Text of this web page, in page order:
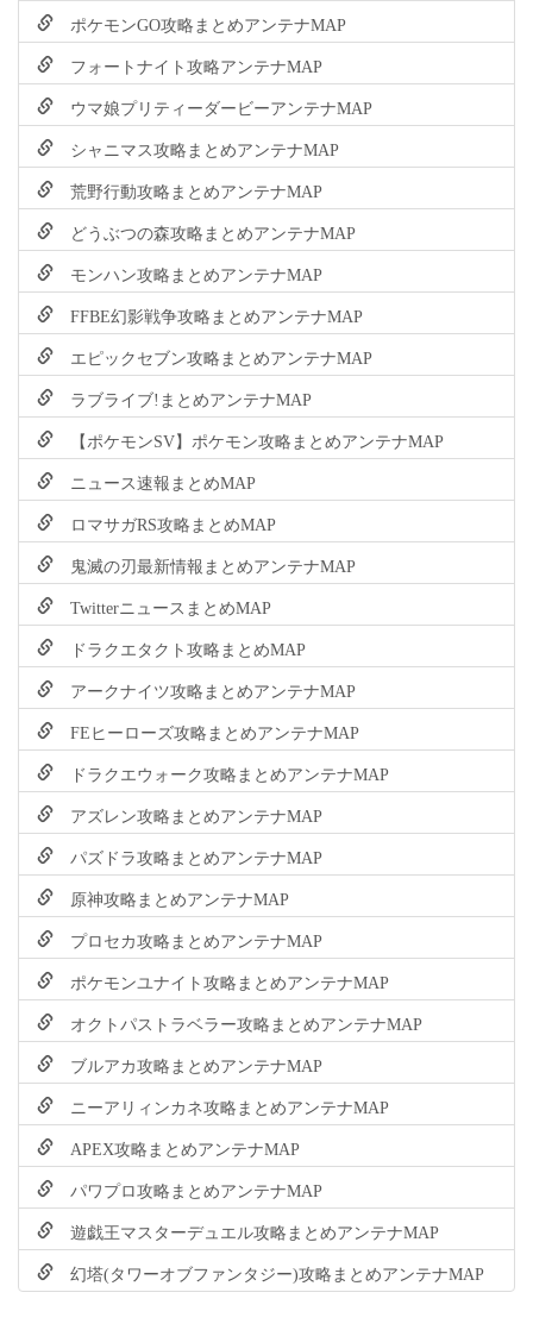
ポケモンGO攻略まとめアンテナMAP
フォートナイト攻略アンテナMAP
ウマ娘プリティーダービーアンテナMAP
シャニマス攻略まとめアンテナMAP
荒野行動攻略まとめアンテナMAP
どうぶつの森攻略まとめアンテナMAP
モンハン攻略まとめアンテナMAP
FFBE幻影戦争攻略まとめアンテナMAP
エピックセブン攻略まとめアンテナMAP
ラブライブ!まとめアンテナMAP
【ポケモンSV】ポケモン攻略まとめアンテナMAP
ニュース速報まとめMAP
ロマサガRS攻略まとめMAP
鬼滅の刃最新情報まとめアンテナMAP
TwitterニュースまとめMAP
ドラクエタクト攻略まとめMAP
アークナイツ攻略まとめアンテナMAP
FEヒーローズ攻略まとめアンテナMAP
ドラクエウォーク攻略まとめアンテナMAP
アズレン攻略まとめアンテナMAP
パズドラ攻略まとめアンテナMAP
原神攻略まとめアンテナMAP
プロセカ攻略まとめアンテナMAP
ポケモンユナイト攻略まとめアンテナMAP
オクトパストラベラー攻略まとめアンテナMAP
ブルアカ攻略まとめアンテナMAP
ニーアリィンカネ攻略まとめアンテナMAP
APEX攻略まとめアンテナMAP
パワプロ攻略まとめアンテナMAP
遊戯王マスターデュエル攻略まとめアンテナMAP
幻塔(タワーオブファンタジー)攻略まとめアンテナMAP